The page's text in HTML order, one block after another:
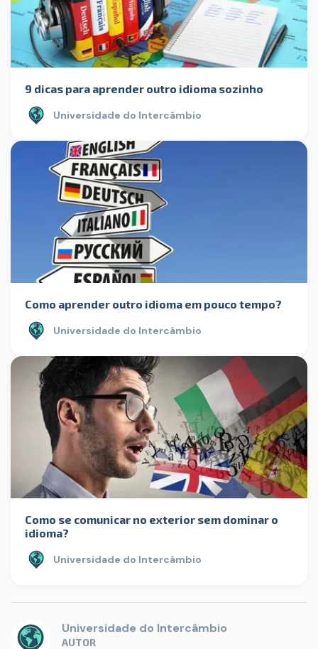
9 dicas para aprender outro idioma sozinho
Universidade do Intercâmbio
Como aprender outro idioma em pouco tempo?
Universidade do Intercâmbio
Como se comunicar no exterior sem dominar o
idioma?
Universidade do Intercâmbio
Universidade do Intercâmbio
AUTOR